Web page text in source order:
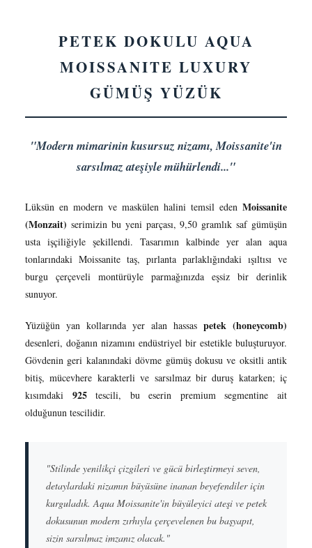
PETEK DOKULU AQUA
MOISSANITE LUXURY
GÜMÜŞ YÜZÜK
"Modern mimarinin kusursuz nizamı, Moissanite'in
sarsılmaz ateşiyle mühürlendi..."
Lüksün en modern ve maskülen halini temsil eden Moissanite
(Monzait) serimizin bu yeni parçası, 9,50 gramlık saf gümüşün
usta işçiliğiyle şekillendi. Tasarımın kalbinde yer alan aqua
tonlarındaki Moissanite taş, pırlanta parlaklığındaki ışıltısı ve
burgu çerçeveli montürüyle parmağınızda eşsiz bir derinlik
sunuyor.
Yüzüğün yan kollarında yer alan hassas petek (honeycomb)
desenleri, doğanın nizamını endüstriyel bir estetikle buluşturuyor.
Gövdenin geri kalanındaki dövme gümüş dokusu ve oksitli antik
bitiş, mücevhere karakterli ve sarsılmaz bir duruş katarken; iç
kısımdaki 925tescili, bu eserin premium segmentine ait
olduğunun tescilidir.
"Stilinde yenilikçi çizgileri ve gücü birleştirmeyi seven,
detaylardaki nizamın büyüsüne inanan beyefendiler için
kurguladık. Aqua Moissanite'in büyüleyici ateşi ve petek
dokusunun modern zırhıyla çerçevelenen bu başyapıt,
sizin sarsılmaz imzanız olacak."